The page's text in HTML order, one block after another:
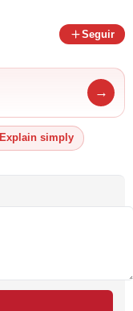
Seguir
→
Explain simply